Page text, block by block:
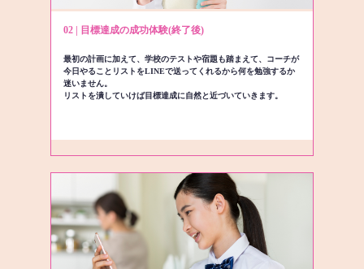
02 | 目標達成の成功体験(終了後)
最初の計画に加えて、学校のテストや宿題も踏まえて、コーチが
今日やることリストをLINEで送ってくれるから何を勉強するか
迷いません。
リストを潰していけば目標達成に自然と近づいていきます。